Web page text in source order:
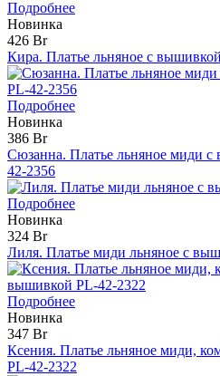
Подробнее
Новинка
426 Br
Кира. Платье льняное с
Подробнее
Новинка
386 Br
Сюзанна. Платье льняное миди
42-2356
Подробнее
Новинка
324 Br
Лиля. Платье миди льняное с
Подробнее
Новинка
347 Br
Ксения. Платье льняное миди,
PL-42-2322